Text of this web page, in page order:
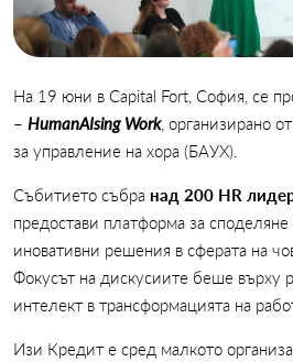
На 19 юни в Capital Fort, София, се
– HumanAIsing Work, организирано
за управление на хора (БАУХ).
Събитието събра над 200 HR
предостави платформа за
иновативни решения в сферата на
Фокусът на дискусиите беше върху
интелект в трансформацията на
Изи Кредит е сред малкото